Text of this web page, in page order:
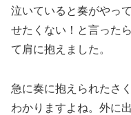
泣いていると奏がやっ
せたくない！と言った
て肩に抱えました。
急に奏に抱えられたさ
わかりますよね。外に